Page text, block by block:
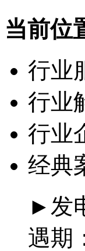
当前位
行业
行业
行业
经典
►发
遇期